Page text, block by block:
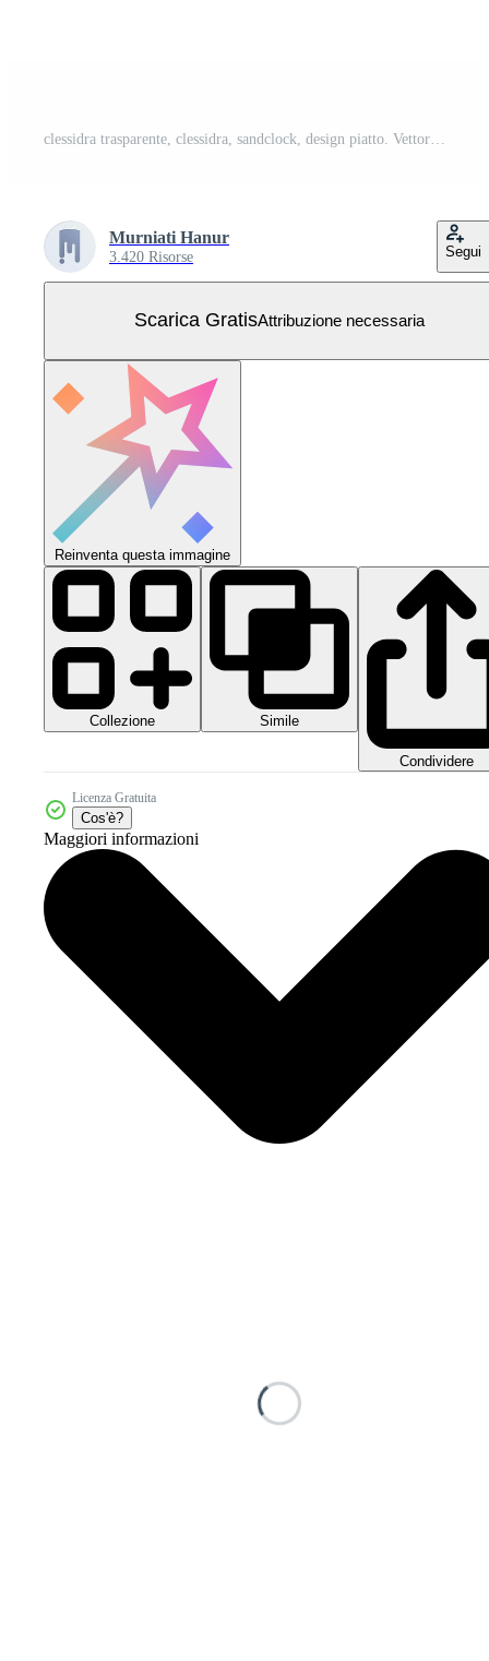
Murniati Hanur
3.420 Risorse Segui
Scarica GratisAttribuzione necessaria
Reinventa questa immagine
Collezione Simile
Condividere
Licenza Gratuita
Cos'è?
Maggiori informazioni